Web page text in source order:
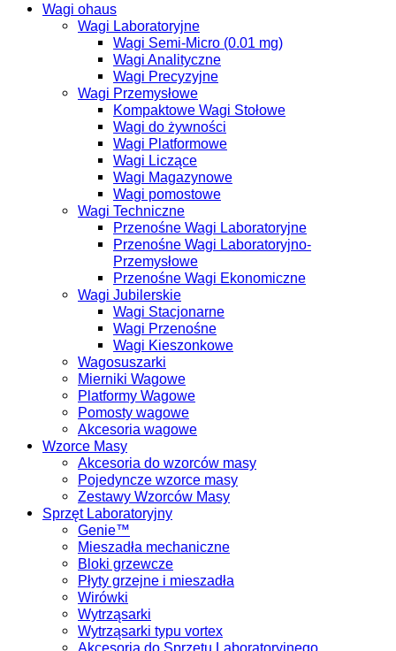
Wagi ohaus
Wagi Laboratoryjne
Wagi Semi-Micro (0.01 mg)
Wagi Analityczne
Wagi Precyzyjne
Wagi Przemysłowe
Kompaktowe Wagi Stołowe
Wagi do żywności
Wagi Platformowe
Wagi Liczące
Wagi Magazynowe
Wagi pomostowe
Wagi Techniczne
Przenośne Wagi Laboratoryjne
Przenośne Wagi Laboratoryjno-
Przemysłowe
Przenośne Wagi Ekonomiczne
Wagi Jubilerskie
Wagi Stacjonarne
Wagi Przenośne
Wagi Kieszonkowe
Wagosuszarki
Mierniki Wagowe
Platformy Wagowe
Pomosty wagowe
Akcesoria wagowe
Wzorce Masy
Akcesoria do wzorców masy
Pojedyncze wzorce masy
Zestawy Wzorców Masy
Sprzęt Laboratoryjny
Genie™
Mieszadła mechaniczne
Bloki grzewcze
Płyty grzejne i mieszadła
Wirówki
Wytrząsarki
Wytrząsarki typu vortex
Akcesoria do Sprzętu Laboratoryjnego